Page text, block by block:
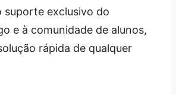
suporte exclusivo do
e à comunidade de alunos,
rápida de qualquer